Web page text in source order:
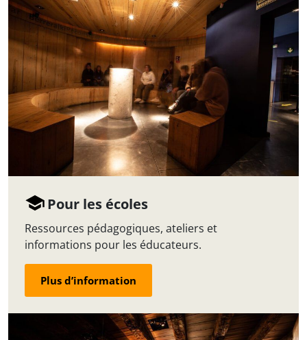
Pour les écoles
Ressources pédagogiques, ateliers et
informations pour les éducateurs.
Plus d’information